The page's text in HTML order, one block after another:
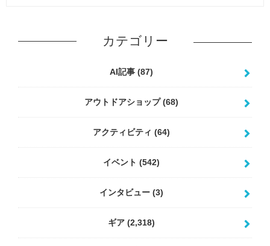
カテゴリー
AI記事 (87)
アウトドアショップ(68)
アクティビティ (64)
イベント (542)
インタビュー (3)
ギア (2,318)